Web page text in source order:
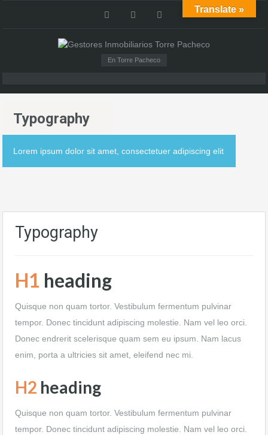
En Torre Pacheco
Typography
Lorem ipsum dolor sit amet, consectetuer adipiscing elit
Typography
H1 heading
Quisque non quam tortor. Vestibulum fermentum pulvinar
tempor. Donec tincidunt adipiscing molestie. Nam vel leo orci.
Donec endrerit scelerisque quam sem eu ipsum. Nam lacus
enim, porta a ultricies sit amet, eleifend nec mi.
H2 heading
Quisque non quam tortor. Vestibulum fermentum pulvinar
tempor. Donec tincidunt adipiscing molestie. Nam vel leo orci.
Translate »